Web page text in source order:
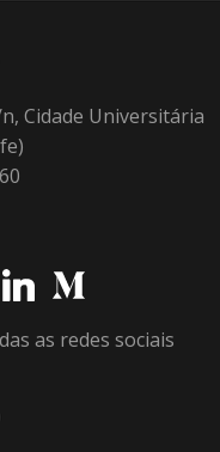
Cidade Universitária
as redes sociais